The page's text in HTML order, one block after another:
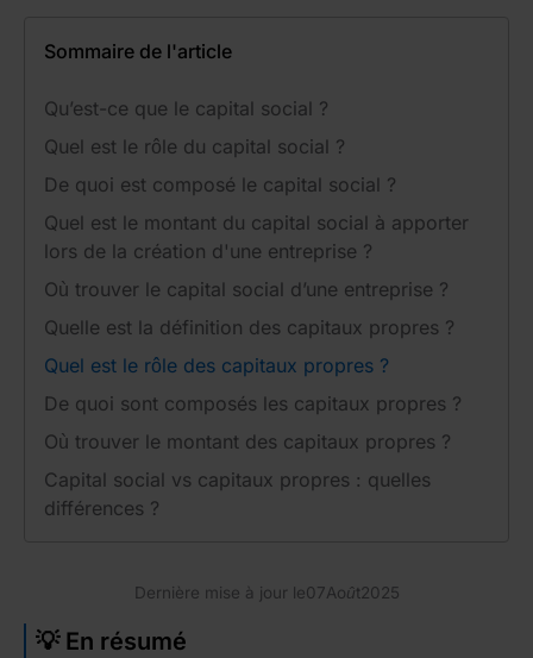
Sommaire de l'article
Qu’est-ce que le capital social ?
Quel est le rôle du capital social ?
De quoi est composé le capital social ?
Quel est le montant du capital social à apporter
lors de la création d'une entreprise ?
Où trouver le capital social d’une entreprise ?
Quelle est la définition des capitaux propres ?
Quel est le rôle des capitaux propres ?
De quoi sont composés les capitaux propres ?
Où trouver le montant des capitaux propres ?
Capital social vs capitaux propres : quelles
différences ?
Dernière mise à jour le07Août2025
💡 En résumé